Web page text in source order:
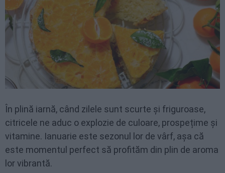
În plină iarnă, când zilele sunt scurte și friguroase,
citricele ne aduc o explozie de culoare, prospețime și
vitamine. Ianuarie este sezonul lor de vârf, așa că
este momentul perfect să profităm din plin de aroma
lor vibrantă.